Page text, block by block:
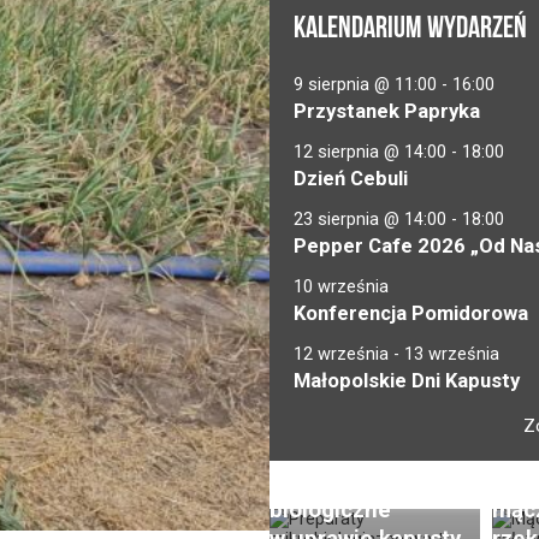
KALENDARIUM WYDARZEŃ
9 sierpnia @ 11:00 - 16:00
Przystanek Papryka
12 sierpnia @ 14:00 - 18:00
Dzień Cebuli
23 sierpnia @ 14:00 - 18:00
Pepper Cafe 2026 „Od
10 września
Konferencja Pomidorowa
12 września - 13 września
Małopolskie Dni Kapusty
biologiczne
Zaraza ziemniaka